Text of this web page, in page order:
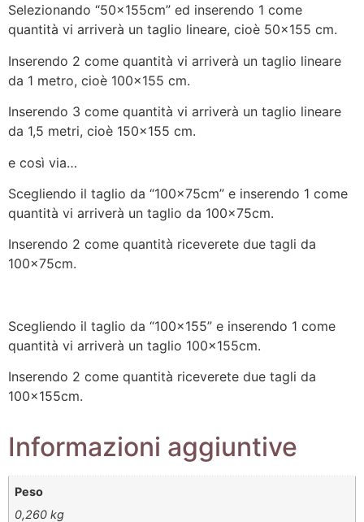
Selezionando “50x155cm” ed inserendo 1 come
quantità vi arriverà un taglio lineare, cioè 50×155 cm.
Inserendo 2 come quantità vi arriverà un taglio lineare
da 1 metro, cioè 100×155 cm.
Inserendo 3 come quantità vi arriverà un taglio lineare
da 1,5 metri, cioè 150×155 cm.
e così via…
Scegliendo il taglio da “100x75cm” e inserendo 1 come
quantità vi arriverà un taglio da 100x75cm.
Inserendo 2 come quantità riceverete due tagli da
100x75cm.
Scegliendo il taglio da “100×155” e inserendo 1 come
quantità vi arriverà un taglio 100x155cm.
Inserendo 2 come quantità riceverete due tagli da
100x155cm.
Informazioni aggiuntive
Peso
0,260 kg